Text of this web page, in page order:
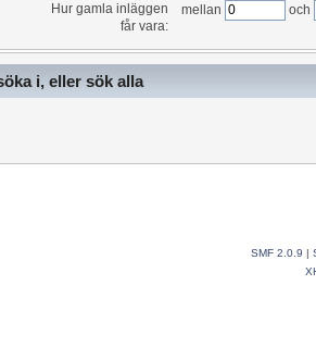
Hur gamla inläggen
får vara:
mellan och
i, eller sök alla
SMF 2.0.9 |